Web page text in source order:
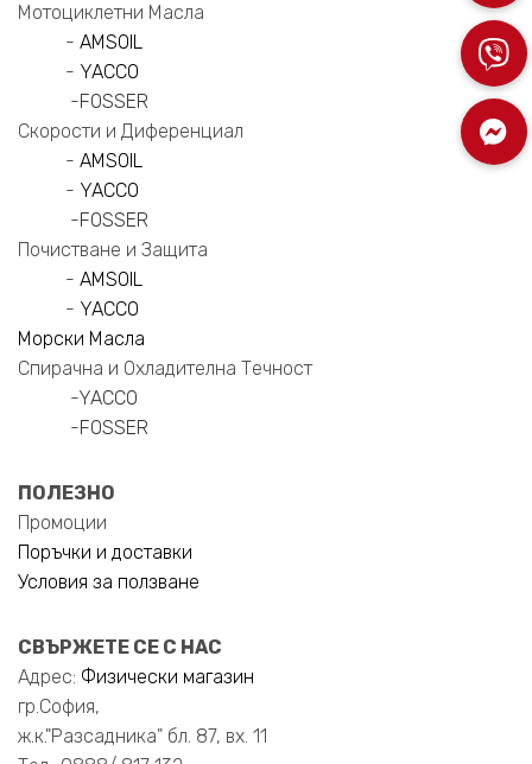
Мотоциклетни Масла
- AMSOIL
- YACCO
-FOSSER
Скорости и Диференциал
- AMSOIL
- YACCO
-FOSSER
Почистване и Защита
- AMSOIL
- YACCO
Морски Масла
Спирачна и Охладителна Течност
-YACCO
-FOSSER
ПОЛЕЗНО
Промоции
Поръчки и доставки
Условия за ползване
СВЪРЖЕТЕ СЕ С НАС
Адрес: Физически магазин
гр.София,
ж.к."Разсадника" бл. 87, вх. 11